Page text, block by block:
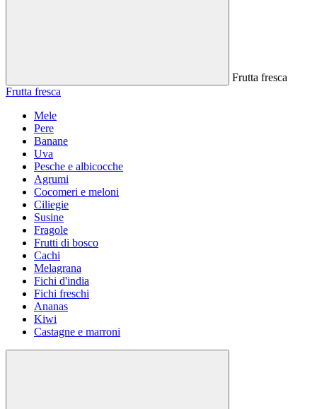
Frutta fresca
Frutta fresca
Mele
Pere
Banane
Uva
Pesche e albicocche
Agrumi
Cocomeri e meloni
Ciliegie
Susine
Fragole
Frutti di bosco
Cachi
Melagrana
Fichi d'india
Fichi freschi
Ananas
Kiwi
Castagne e marroni